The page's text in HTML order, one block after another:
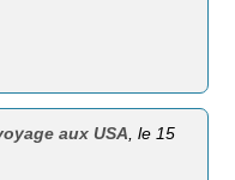
aux USA, le 15